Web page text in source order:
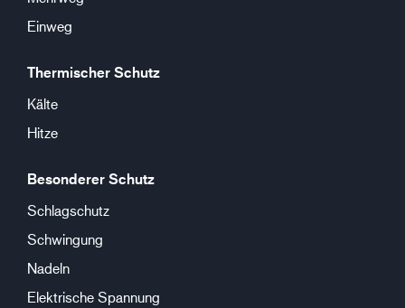
Einweg
Thermischer Schutz
Kälte
Hitze
Besonderer Schutz
Schlagschutz
Schwingung
Nadeln
Elektrische Spannung